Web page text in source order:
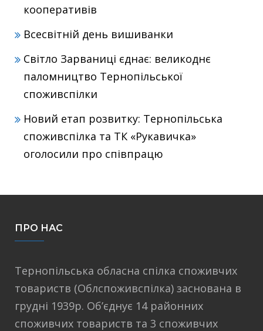
кооперативів
Всесвітній день вишиванки
Світло Зарваниці єднає: великоднє
паломництво Тернопільської
споживспілки
Новий етап розвитку: Тернопільська
споживспілка та ТК «Рукавичка»
оголосили про співпрацю
ПРО НАС
Тернопільська обласна спілка споживчих
товариств (Облспоживспілка) заснована в
грудні 1939р. Об’єднує 14 районних
споживчих товариств та 3 споживчих